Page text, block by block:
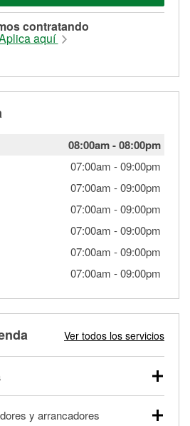
contratando
aquí
08:00am-08:00pm
07:00am -09:00pm
07:00am -09:00pm
07:00am -09:00pm
07:00am -09:00pm
07:00am -09:00pm
07:00am -09:00pm
Ver todos los servicios
vehículos comerciales y
y arrancadores